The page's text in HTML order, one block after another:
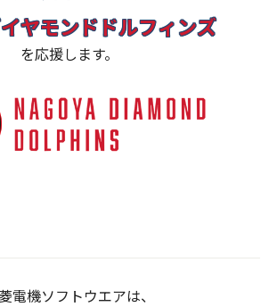
ヤモンドドルフィンズ
を応援します。
電機ソフトウエアは、